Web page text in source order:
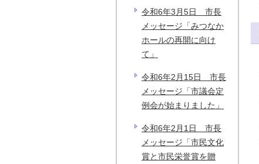
令和6年3月5日 市長
メッセージ「みつなか
ホールの再開に向け
て」
令和6年2月15日 市長
メッセージ「市議会定
例会が始まりました」
令和6年2月1日 市長
メッセージ「市民文化
賞と市民栄誉賞を贈